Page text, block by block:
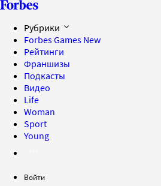
Рубрики
Forbes Games New
Рейтинги
Франшизы
Подкасты
Видео
Life
Woman
Sport
Young
Войти